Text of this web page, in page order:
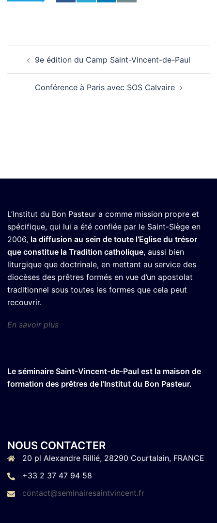
d’article9e édition du Camp Saint-Vincent-de-Paul
Conférence à Paris avec SOS Calvaire
L’Institut du Bon Pasteur a comme mission propre et
spécifique, qui lui a été confiée par le Saint-Siège en
2006, la diffusion au sein de toute l’Eglise du trésor
que constitue la Tradition catholique, aussi bien
liturgique que doctrinale, en mettant au service des
diocèses des prêtres formés en vue d’un apostolat
traditionnel sous toutes les formes que cela peut
recouvrir.
En savoir plus
Le séminaire Saint-Vincent-de-Paul est la maison de
formation des prêtres de l’Institut du Bon Pasteur.
NOUS CONTACTER
20 pl Alexandre Rillié, 28290 Courtalain, FRANCE
+33 2 37 47 94 58
contact@seminairesaintvincent.fr